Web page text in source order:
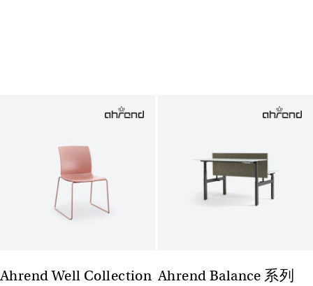
Ahrend Well Collection Ahrend Balance 系列